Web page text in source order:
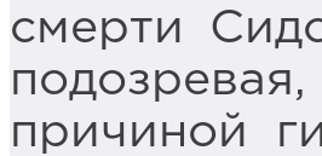
смерти
причиной